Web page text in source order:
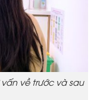
về trước và sau